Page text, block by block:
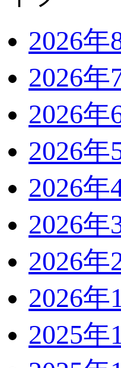
2026年
2026年
2026年
2026年
2026年
2026年
2026年
2026年
2025年